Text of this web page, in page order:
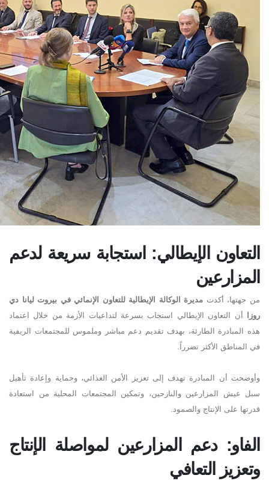
التعاون الإيطالي: استجابة سريعة لدعم
المزارعين
من جهتها، أكدت مديرة الوكالة الإيطالية للتعاون الإنمائي في بيروت ليانا دي
روزا أن التعاون الإيطالي استجاب بسرعة لتداعيات الأزمة من خلال اعتماد
هذه المبادرة الطارئة، بهدف تقديم دعم مباشر وملموس للمجتمعات الريفية
في المناطق الأكثر تضرراً
وأوضحت أن المبادرة تهدف إلى تعزيز الأمن الغذائي، وحماية وإعادة تأهيل
سبل عيش المزارعين والنازحين، وتمكين المجتمعات المحلية من استعادة
قدرتها على الإنتاج والصمود
الفاو: دعم المزارعين لمواصلة الإنتاج
وتعزيز التعافي